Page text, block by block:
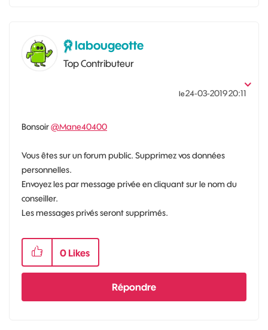
labougeotte
Top Contributeur
le‎24-03-201920:11
Bonsoir@Mane40400
Vous êtes sur un forum public. Supprimez vos données
personnelles.
Envoyez les par message privée en cliquant sur le nom du
conseiller.
Les messages privés seront supprimés.
0 Likes
Répondre